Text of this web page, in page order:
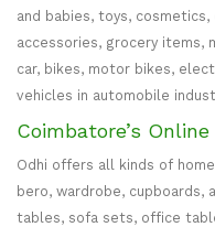
and babies, toys,
accessories, grocery items,
car, bikes, motor bikes,
vehicles in automobile
Coimbatore’s
Odhi offers all kinds of
bero, wardrobe, cupboards,
tables, sofa sets, office